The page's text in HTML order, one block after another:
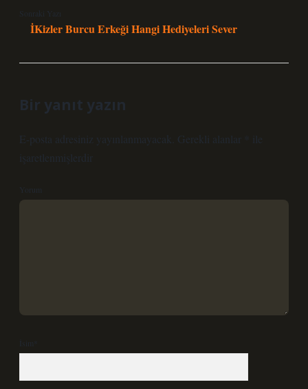
Sonraki Yazı
İKizler Burcu Erkeği Hangi Hediyeleri Sever
Bir yanıt yazın
E-posta adresiniz yayınlanmayacak. Gerekli alanlar
ile
işaretlenmişlerdir
Yorum
İsim*